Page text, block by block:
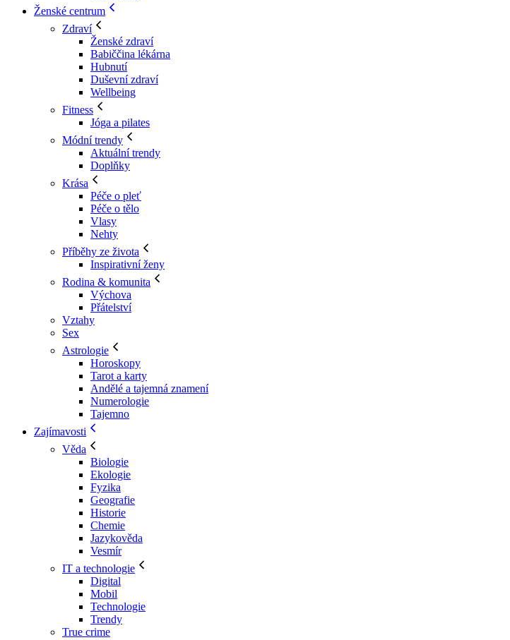
Ženské centrum
Zdraví
Ženské zdraví
Babiččina lékárna
Hubnutí
Duševní zdraví
Wellbeing
Fitness
Jóga a pilates
Módní trendy
Aktuální trendy
Doplňky
Krása
Péče o pleť
Péče o tělo
Vlasy
Nehty
Příběhy ze života
Inspirativní ženy
Rodina & komunita
Výchova
Přátelství
Vztahy
Sex
Astrologie
Horoskopy
Tarot a karty
Andělé a tajemná znamení
Numerologie
Tajemno
Zajímavosti
Věda
Biologie
Ekologie
Fyzika
Geografie
Historie
Chemie
Jazykověda
Vesmír
IT a technologie
Digital
Mobil
Technologie
Trendy
True crime